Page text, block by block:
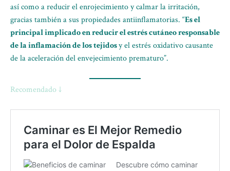
así como a reducir el enrojecimiento y calmar la irritación,
gracias también a sus propiedades antiinflamatorias. “Es el
principal implicado en reducir el estrés cutáneo responsable
de la inflamación de los tejidosy el estrés oxidativo causante
de la aceleración del envejecimiento prematuro”.
Recomendado ↓